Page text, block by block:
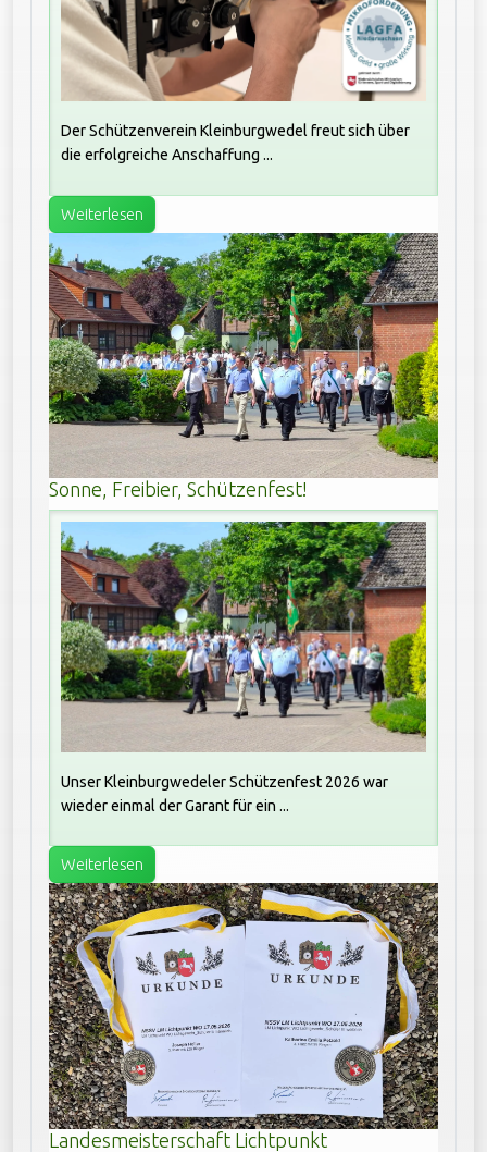
Der Schützenverein Kleinburgwedel freut sich über
die erfolgreiche Anschaffung ...
Weiterlesen
Sonne, Freibier, Schützenfest!
Unser Kleinburgwedeler Schützenfest 2026 war
wieder einmal der Garant für ein ...
Weiterlesen
Landesmeisterschaft Lichtpunkt